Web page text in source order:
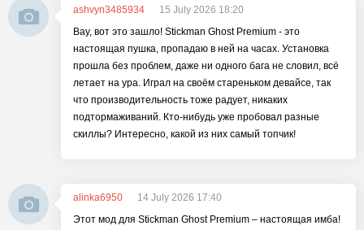
ashvyn3485934
15 July 2026 18:20
Вау, вот это зашло! Stickman Ghost Premium - это
настоящая пушка, пропадаю в ней на часах. Установка
прошла без проблем, даже ни одного бага не словил, всё
летает на ура. Играл на своём стареньком девайсе, так
что производительность тоже радует, никаких
подтормаживаний. Кто-нибудь уже пробовал разные
скиллы? Интересно, какой из них самый топчик!
alinka6950
14 July 2026 17:40
Этот мод для Stickman Ghost Premium – настоящая имба!